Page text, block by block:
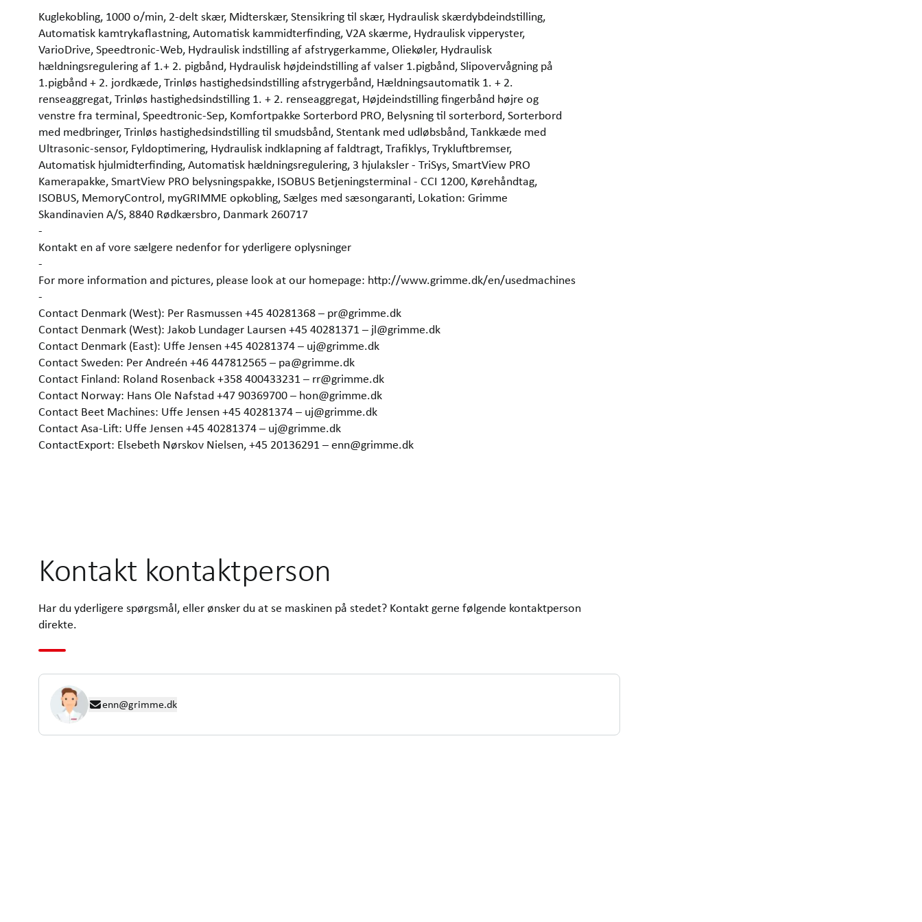
Kuglekobling, 1000 o/min, 2-delt skær, Midterskær, Stensikring til skær, Hydraulisk skærdybdeindstilling,
Automatisk kamtrykaflastning, Automatisk kammidterfinding, V2A skærme, Hydraulisk vipperyster,
VarioDrive, Speedtronic-Web, Hydraulisk indstilling af afstrygerkamme, Oliekøler, Hydraulisk
hældningsregulering af 1.+ 2. pigbånd, Hydraulisk højdeindstilling af valser 1.pigbånd, Slipovervågning på
1.pigbånd + 2. jordkæde, Trinløs hastighedsindstilling afstrygerbånd, Hældningsautomatik 1. + 2.
renseaggregat, Trinløs hastighedsindstilling 1. + 2. renseaggregat, Højdeindstilling fingerbånd højre og
venstre fra terminal, Speedtronic-Sep, Komfortpakke Sorterbord PRO, Belysning til sorterbord, Sorterbord
med medbringer, Trinløs hastighedsindstilling til smudsbånd, Stentank med udløbsbånd, Tankkæde med
Ultrasonic-sensor, Fyldoptimering, Hydraulisk indklapning af faldtragt, Trafiklys, Trykluftbremser,
Automatisk hjulmidterfinding, Automatisk hældningsregulering, 3 hjulaksler - TriSys, SmartView PRO
Kamerapakke, SmartView PRO belysningspakke, ISOBUS Betjeningsterminal - CCI 1200, Kørehåndtag,
ISOBUS, MemoryControl, myGRIMME opkobling, Sælges med sæsongaranti, Lokation: Grimme
Skandinavien A/S, 8840 Rødkærsbro, Danmark 260717
-
Kontakt en af vore sælgere nedenfor for yderligere oplysninger
-
For more information and pictures, please look at our homepage: http://www.grimme.dk/en/usedmachines
-
Contact Denmark (West): Per Rasmussen +45 40281368 – pr@grimme.dk
Contact Denmark (West): Jakob Lundager Laursen +45 40281371 – jl@grimme.dk
Contact Denmark (East): Uffe Jensen +45 40281374 – uj@grimme.dk
Contact Sweden: Per Andreén +46 447812565 – pa@grimme.dk
Contact Finland: Roland Rosenback +358 400433231 – rr@grimme.dk
Contact Norway: Hans Ole Nafstad +47 90369700 – hon@grimme.dk
Contact Beet Machines: Uffe Jensen +45 40281374 – uj@grimme.dk
Contact Asa-Lift: Uffe Jensen +45 40281374 – uj@grimme.dk
ContactExport: Elsebeth Nørskov Nielsen, +45 20136291 – enn@grimme.dk
Kontakt kontaktperson
Har du yderligere spørgsmål, eller ønsker du at se maskinen på stedet? Kontakt gerne følgende kontaktperson
direkte.
enn@grimme.dk